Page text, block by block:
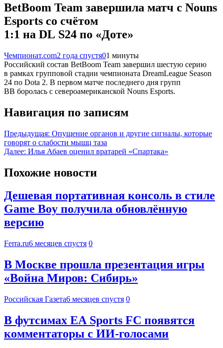
BetBoom Team завершила матч с Nouns
Esports со счётом
1:1 на DL S24 по «Доте»
Чемпионат.com2 года спустя01 минуты
Российский состав BetBoom Team завершил шестую серию
в рамках групповой стадии чемпионата DreamLeague Season
24 по Dota 2. В первом матче последнего дня групп
BB боролась с североамериканской Nouns Esports.
Навигация по записям
Предыдущая: Опущение органов и другие сигналы, которые
говорят о слабости мышц таза
Далее: Илья Абаев оценил вратарей «Спартака»
Похожие новости
Дешевая портативная консоль в стиле
Game Boy получила обновлённую
версию
Ferra.ru6 месяцев спустя 0
В Москве прошла презентация игры
«Война Миров: Сибирь»
Российская Газета6 месяцев спустя 0
В футсимах EA Sports FC появятся
комментаторы с ИИ-голосами